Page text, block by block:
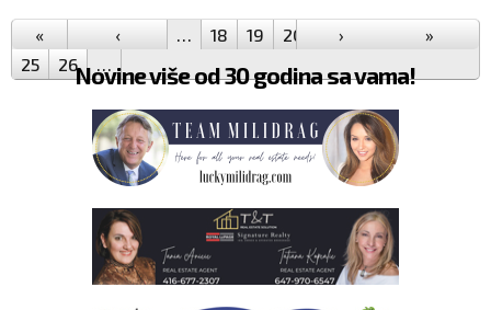
« ‹ 18 19 20
25
26
› »
Novine više od 30 godina sa vama!